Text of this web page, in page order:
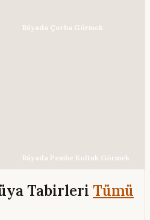
Rüyada Çorba Görmek
Rüyada Pembe Koltuk Görmek
Tabirleri Tümü